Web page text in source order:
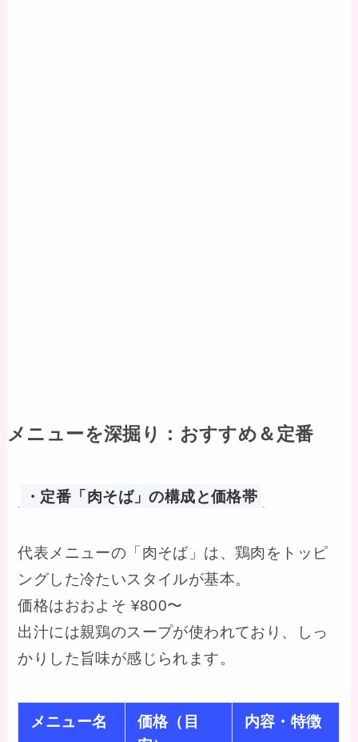
メニューを深掘り：おすすめ＆定番
・定番「肉そば」の構成と価格帯
代表メニューの「肉そば」は、鶏肉をトッピ
ングした冷たいスタイルが基本。
価格はおおよそ ¥800〜
出汁には親鶏のスープが使われており、しっ
かりした旨味が感じられます。
メニュー名
価格（目
内容・特徴